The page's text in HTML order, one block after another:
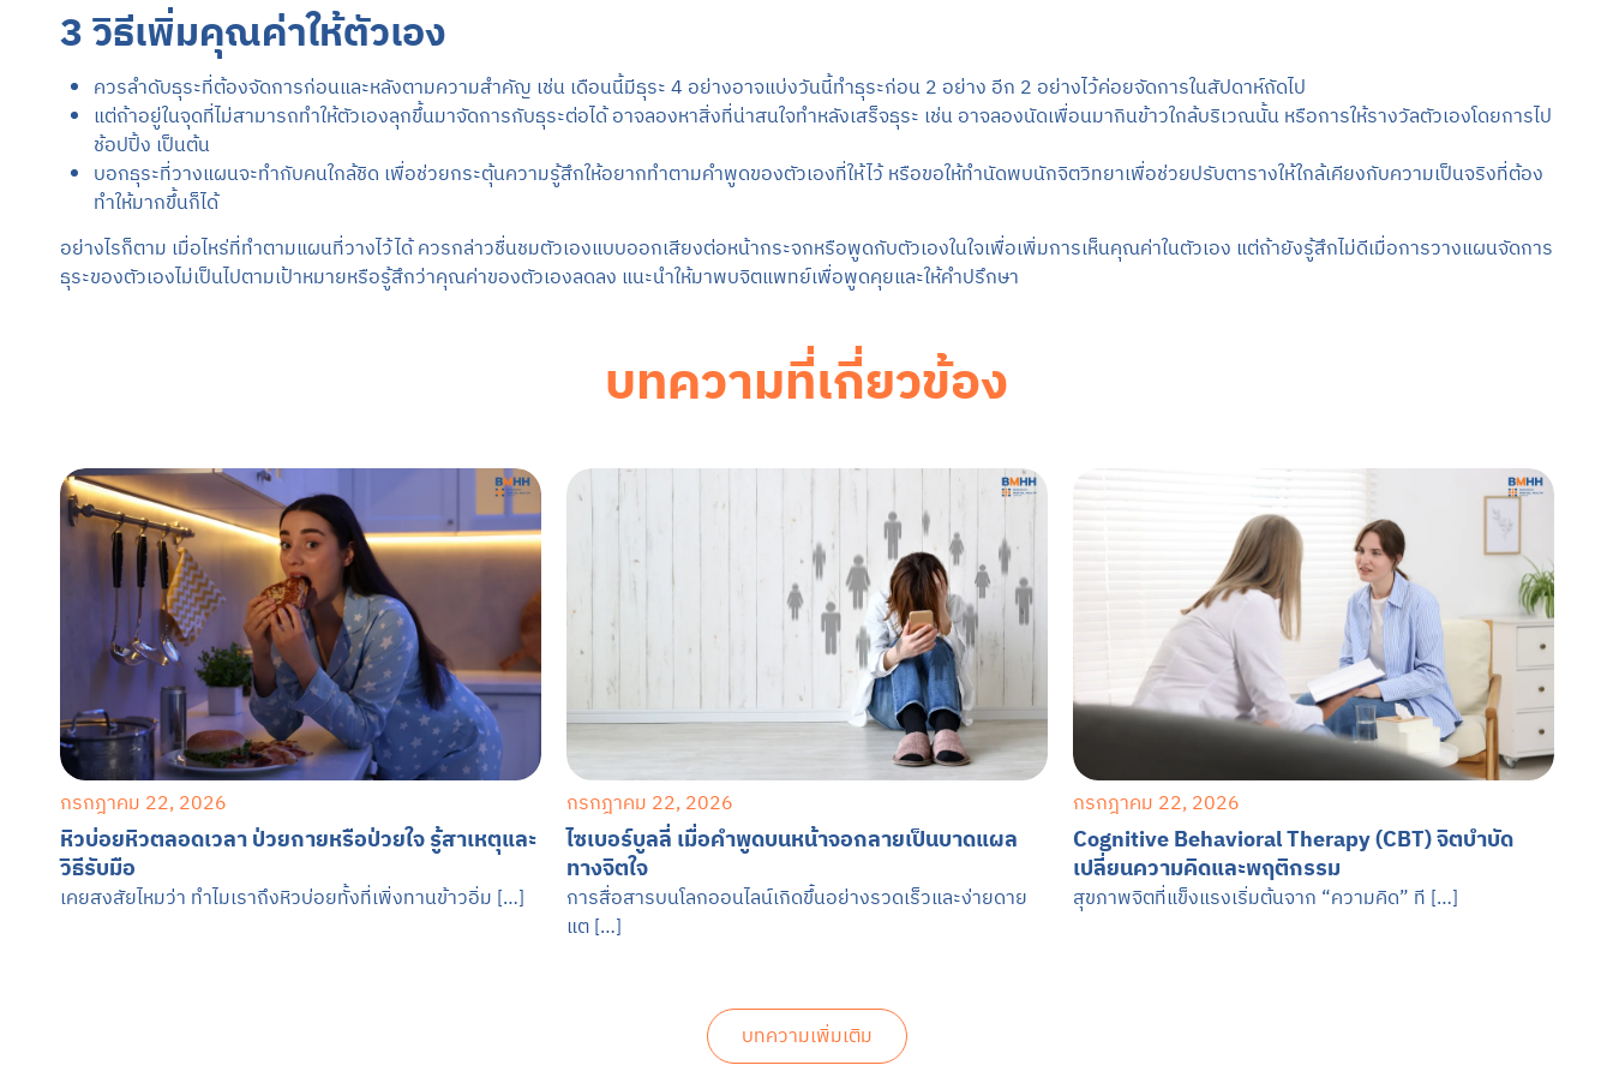
3 วิธีเพิ่มคุณค่าให้ตัวเอง
ควรลำดับธุระที่ต้องจัดการก่อนและหลังตามความสำคัญ เช่น เดือนนี้มีธุระ 4 อย่างอาจแบ่งวันนี้ทำธุระก่อน 2 อย่าง อีก 2 อย่างไว้ค่อยจัดการในสัปดาห์ถัดไป
แต่ถ้าอยู่ในจุดที่ไม่สามารถทำให้ตัวเองลุกขึ้นมาจัดการกับธุระต่อได้ อาจลองหาสิ่งที่น่าสนใจทำหลังเสร็จธุระ เช่น อาจลองนัดเพื่อนมากินข้าวใกล้บริเวณนั้น หรือการให้รางวัลตัวเองโดยการไป
ช้อปปิ้ง เป็นต้น
บอกธุระที่วางแผนจะทำกับคนใกล้ชิด เพื่อช่วยกระตุ้นความรู้สึกให้อยากทำตามคำพูดของตัวเองที่ให้ไว้ หรือขอให้ทำนัดพบนักจิตวิทยาเพื่อช่วยปรับตารางให้ใกล้เคียงกับความเป็นจริงที่ต้อง
ทำให้มากขึ้นก็ได้
อย่างไรก็ตาม เมื่อไหร่ที่ทำตามแผนที่วางไว้ได้ ควรกล่าวชื่นชมตัวเองแบบออกเสียงต่อหน้ากระจกหรือพูดกับตัวเองในใจเพื่อเพิ่มการเห็นคุณค่าในตัวเอง แต่ถ้ายังรู้สึกไม่ดีเมื่อการวางแผนจัดการ
ธุระของตัวเองไม่เป็นไปตามเป้าหมายหรือรู้สึกว่าคุณค่าของตัวเองลดลง แนะนำให้มาพบจิตแพทย์เพื่อพูดคุยและให้คำปรึกษา
บทความที่เกี่ยวข้อง
กรกฎาคม 22, 2026
หิวบ่อยหิวตลอดเวลา ป่วยกายหรือป่วยใจ รู้สาเหตุและ
วิธีรับมือ
เคยสงสัยไหมว่า ทำไมเราถึงหิวบ่อยทั้งที่เพิ่งทานข้าวอิ่ม […]
กรกฎาคม 22, 2026
ไซเบอร์บูลลี่ เมื่อคำพูดบนหน้าจอกลายเป็นบาดแผล
ทางจิตใจ
การสื่อสารบนโลกออนไลน์เกิดขึ้นอย่างรวดเร็วและง่ายดาย
แต […]
กรกฎาคม 22, 2026
Cognitive Behavioral Therapy (CBT) จิตบำบัด
เปลี่ยนความคิดและพฤติกรรม
สุขภาพจิตที่แข็งแรงเริ่มต้นจาก “ความคิด” ที […]
บทความเพิ่มเติม